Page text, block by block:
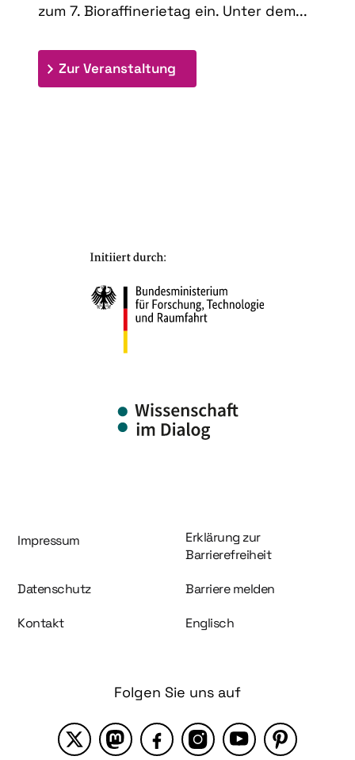
zum 7. Bioraffinerietag ein. Unter dem...
Zur Veranstaltung
Information und Service
Impressum
Erklärung zur
Barrierefreiheit
Datenschutz Barriere melden
Kontakt Englisch
Folgen Sie uns auf